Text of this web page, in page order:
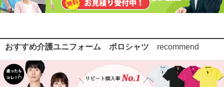
おすすめ介護ユニフォーム ポロシャツ recommend